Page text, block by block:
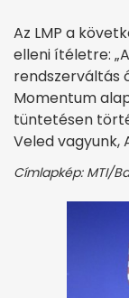
Az LMP a
elleni ítéletre:
rendszerváltás
Momentum
tüntetésen
Veled vagyunk,
Címlapkép: MTI/